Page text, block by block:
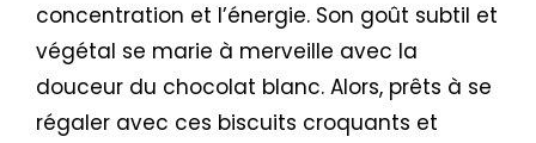
concentration et l’énergie. Son goût subtil et
végétal se marie à merveille avec la
douceur du chocolat blanc. Alors, prêts à se
régaler avec ces biscuits croquants et